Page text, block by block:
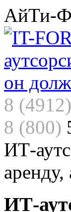
АйТи-
8 (4912)
8 (800)
ИТ-
ИТ-